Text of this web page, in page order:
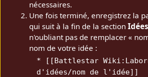
nécessaires.
Une fois terminé, enregistrez la
qui suit à la fin de la section
n'oubliant pas de remplacer «
nom de votre idée :
* [[Battlestar
d'idées/nom de l'idée]]